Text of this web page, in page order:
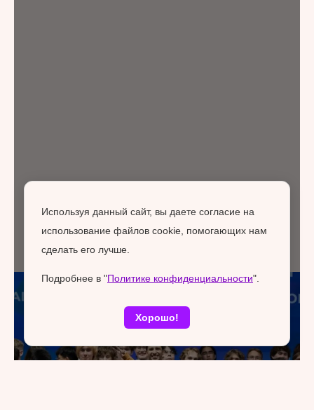
Используя данный сайт, вы даете согласие на
использование файлов cookie, помогающих нам
сделать его лучше.
Подробнее в "Политике конфиденциальности".
Хорошо!